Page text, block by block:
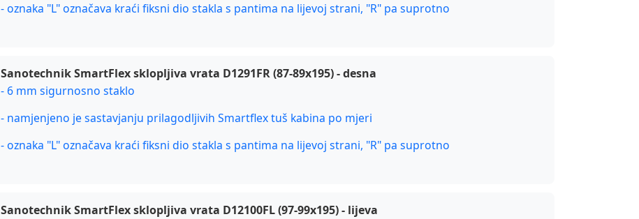
- oznaka "L" označava kraći fiksni dio stakla s pantima na lijevoj strani, "R" pa suprotno
Sanotechnik SmartFlex sklopljiva vrata D1291FR (87-89x195) - desna
- 6 mm sigurnosno staklo
- namjenjeno je sastavjanju prilagodljivih Smartflex tuš kabina po mjeri
- oznaka "L" označava kraći fiksni dio stakla s pantima na lijevoj strani, "R" pa suprotno
Sanotechnik SmartFlex sklopljiva vrata D12100FL (97-99x195) - lijeva